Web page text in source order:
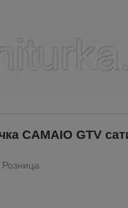
CAMAIO GTV
Розница